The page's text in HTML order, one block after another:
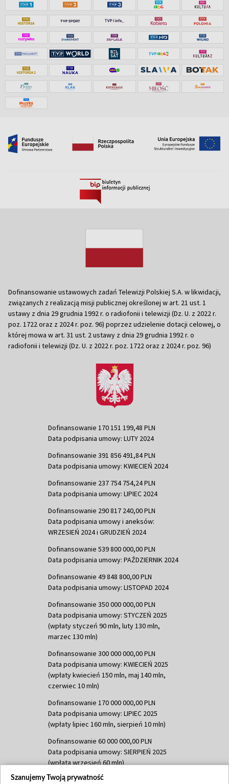
Dofinansowanie ustawowych zadań Telewizji Polskiej S.A. w likwidacji,
związanych z realizacją misji publicznej określonej w art. 21 ust. 1
ustawy z dnia 29 grudnia 1992 r. o radiofonii i telewizji (Dz. U. z 2022 r.
poz. 1722 oraz z 2024 r. poz. 96) poprzez udzielenie dotacji celowej, o
której mowa w art. 31 ust. 2 ustawy z dnia 29 grudnia 1992 r. o
radiofonii i telewizji (Dz. U. z 2022 r. poz. 1722 oraz z 2024 r. poz. 96)
Dofinansowanie 170 151 199,48 PLN
Data podpisania umowy: LUTY 2024
Dofinansowanie 391 856 491,84 PLN
Data podpisania umowy: KWIECIEŃ 2024
Dofinansowanie 237 754 754,24 PLN
Data podpisania umowy: LIPIEC 2024
Dofinansowanie 290 817 240,00 PLN
Data podpisania umowy i aneksów:
WRZESIEŃ 2024 i GRUDZIEŃ 2024
Dofinansowanie 539 800 000,00 PLN
Data podpisania umowy: PAŹDZIERNIK 2024
Dofinansowanie 49 848 800,00 PLN
Data podpisania umowy: LISTOPAD 2024
Dofinansowanie 350 000 000,00 PLN
Data podpisania umowy: STYCZEŃ 2025
(wpłaty styczeń 90 mln, luty 130 mln,
marzec 130 mln)
Dofinansowanie 300 000 000,00 PLN
Data podpisania umowy: KWIECIEŃ 2025
(wpłaty kwiecień 150 mln, maj 140 mln,
czerwiec 10 mln)
Dofinansowanie 170 000 000,00 PLN
Data podpisania umowy: LIPIEC 2025
(wpłaty lipiec 160 mln, sierpień 10 mln)
Dofinansowanie 60 000 000,00 PLN
Data podpisania umowy: SIERPIEŃ 2025
(wpłata wrzesień 60 mln)
Dofinansowanie 635 783 051,21 PLN
Szanujemy Twoją prywatność